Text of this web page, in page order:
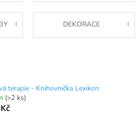
DEKORACE
terapie - Knihovnička Lexikon
(>2 ks)